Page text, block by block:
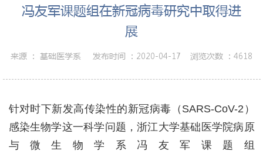
冯友军课题组在新冠病毒研究中取得进
展
来源 ： 基础医学系 发布时间 ： 2020-04-17 浏览次数 ：4618
针对时下新发高传染性的新冠病毒（ SARS-CoV-2 ）
感染生物学这一科学问题，浙江大学基础医学院病原
与微生物学系冯友军课题组